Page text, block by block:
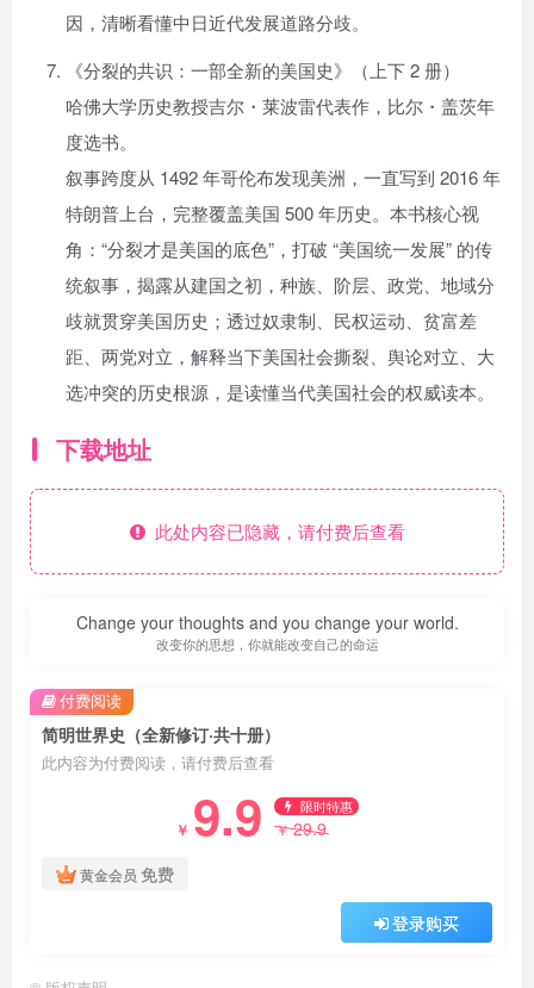
因，清晰看懂中日近代发展道路分歧。
《分裂的共识：一部全新的美国史》（上下 2 册）
哈佛大学历史教授吉尔・莱波雷代表作，比尔・盖茨年
度选书。
叙事跨度从 1492 年哥伦布发现美洲，一直写到 2016 年
特朗普上台，完整覆盖美国 500 年历史。本书核心视
角：“分裂才是美国的底色”，打破 “美国统一发展” 的传
统叙事，揭露从建国之初，种族、阶层、政党、地域分
歧就贯穿美国历史；透过奴隶制、民权运动、贫富差
距、两党对立，解释当下美国社会撕裂、舆论对立、大
选冲突的历史根源，是读懂当代美国社会的权威读本。
下载地址
此处内容已隐藏，请付费后查看
Change your thoughts and you change your world.
改变你的思想，你就能改变自己的命运
简明世界史（全新修订·共十册）
此内容为付费阅读，请付费后查看
￥ 9.9 限时特惠
￥29.9
黄金会员 免费
登录购买
付费阅读